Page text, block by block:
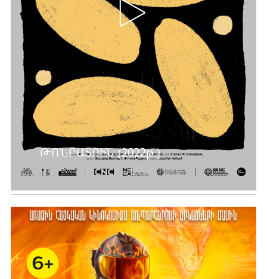
ԹՈՆՐԱՏՈՒՆ (2022թ.)
Ավելին …